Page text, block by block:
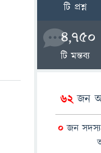
টি প্রশ্ন
4,750
টি মন্তব্য
62জন
0 জন